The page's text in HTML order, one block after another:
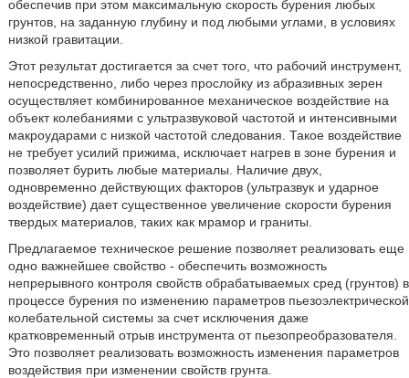
обеспечив при этом максимальную скорость бурения любых
грунтов, на заданную глубину и под любыми углами, в условиях
низкой гравитации.
Этот результат достигается за счет того, что рабочий инструмент,
непосредственно, либо через прослойку из абразивных зерен
осуществляет комбинированное механическое воздействие на
объект колебаниями с ультразвуковой частотой и интенсивными
макроударами с низкой частотой следования. Такое воздействие
не требует усилий прижима, исключает нагрев в зоне бурения и
позволяет бурить любые материалы. Наличие двух,
одновременно действующих факторов (ультразвук и ударное
воздействие) дает существенное увеличение скорости бурения
твердых материалов, таких как мрамор и граниты.
Предлагаемое техническое решение позволяет реализовать еще
одно важнейшее свойство - обеспечить возможность
непрерывного контроля свойств обрабатываемых сред (грунтов) в
процессе бурения по изменению параметров пьезоэлектрической
колебательной системы за счет исключения даже
кратковременный отрыв инструмента от пьезопреобразователя.
Это позволяет реализовать возможность изменения параметров
воздействия при изменении свойств грунта.